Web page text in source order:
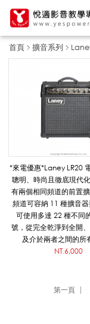
首頁 擴音系列
N
E
*來電優惠*Laney LR20
聰明、時尚且徹底現代
有兩個相同頻道的前置
頻道可容納 11 種擴音
可使用多達 22 種不同
號，從完全乾淨到全開
及介於兩者之間的所
NT.6,000
第一頁